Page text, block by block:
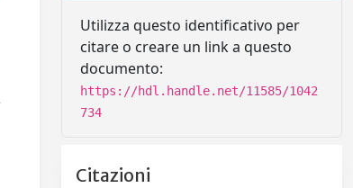
Utilizza questo identificativo per
citare o creare un link a questo
documento:
https://hdl.handle.net/11585/1042
734
Citazioni